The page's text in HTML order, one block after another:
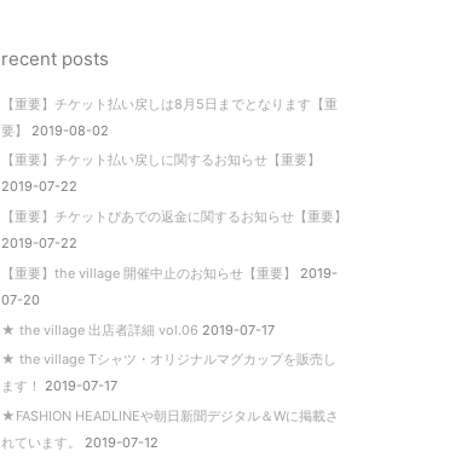
recent posts
【重要】チケット払い戻しは8月5日までとなります【重
要】
2019-08-02
【重要】チケット払い戻しに関するお知らせ【重要】
2019-07-22
【重要】チケットぴあでの返金に関するお知らせ【重要】
2019-07-22
【重要】the village 開催中止のお知らせ【重要】
2019-
07-20
★ the village 出店者詳細 vol.06 2019-07-17
★ the village Tシャツ・オリジナルマグカップを販売し
ます！
2019-07-17
★FASHION HEADLINEや朝日新聞デジタル＆Wに掲載さ
れています。
2019-07-12